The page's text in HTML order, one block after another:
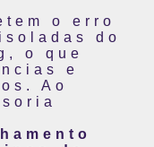
o erro
do
o que
e
Ao